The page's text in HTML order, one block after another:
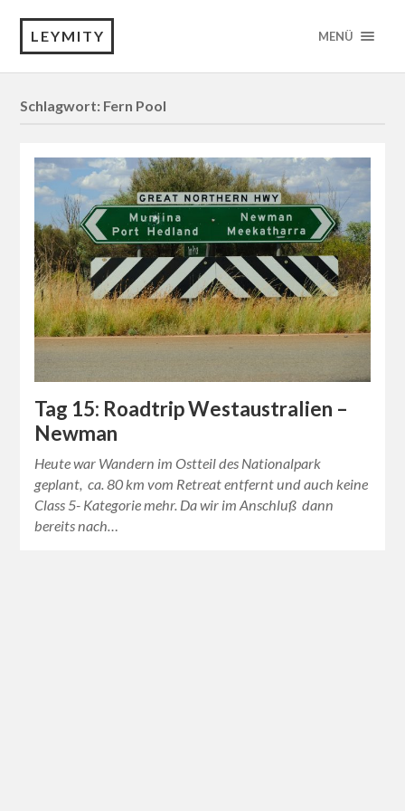
LEYMITY MENÜ
Schlagwort: Fern Pool
Tag 15: Roadtrip Westaustralien –
Newman
Heute war Wandern im Ostteil des Nationalpark
geplant, ca. 80 km vom Retreat entfernt und auch keine
Class 5- Kategorie mehr. Da wir im Anschluß dann
bereits nach…